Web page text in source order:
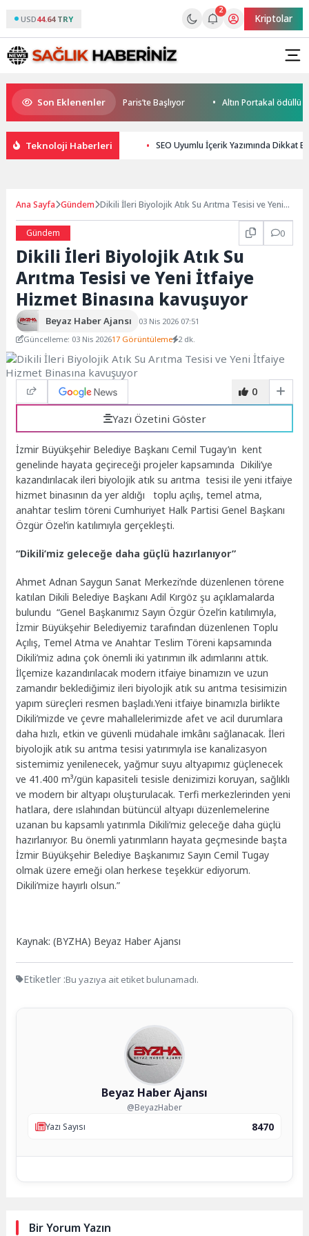
USD44.64 TRY
2
Kriptolar
Son Eklenenler
World Cup Heyecanı Paris’te Başlıyor Altın Portakal ödüllü
Teknoloji Haberleri SEO Uyumlu İçerik Yazımında Dikkat
Ana Sayfa Gündem Dikili İleri Biyolojik Atık Su Arıtma Tesisi ve Yeni
Gündem
0
Dikili İleri Biyolojik Atık Su
Arıtma Tesisi ve Yeni İtfaiye
Hizmet Binasına kavuşuyor
Beyaz Haber Ajansı
03 Nis 2026 07:51
Güncelleme: 03 Nis 202617 Görüntüleme 2 dk.
0
Yazı Özetini Göster
İzmir Büyükşehir Belediye Başkanı Cemil Tugay’ın kent
genelinde hayata geçireceği projeler kapsamında Dikili’ye
kazandırılacak ileri biyolojik atık su arıtma tesisi ile yeni itfaiye
hizmet binasının da yer aldığı toplu açılış, temel atma,
anahtar teslim töreni Cumhuriyet Halk Partisi Genel Başkanı
Özgür Özel’in katılımıyla gerçekleşti.
“Dikili’miz geleceğe daha güçlü hazırlanıyor”
Ahmet Adnan Saygun Sanat Merkezi’nde düzenlenen törene
katılan Dikili Belediye Başkanı Adil Kırgöz şu açıklamalarda
bulundu “Genel Başkanımız Sayın Özgür Özel’in katılımıyla,
İzmir Büyükşehir Belediyemiz tarafından düzenlenen Toplu
Açılış, Temel Atma ve Anahtar Teslim Töreni kapsamında
Dikili’miz adına çok önemli iki yatırımın ilk adımlarını attık.
İlçemize kazandırılacak modern itfaiye binamızın ve uzun
zamandır beklediğimiz ileri biyolojik atık su arıtma tesisimizin
yapım süreçleri resmen başladı.Yeni itfaiye binamızla birlikte
Dikili’mizde ve çevre mahallelerimizde afet ve acil durumlara
daha hızlı, etkin ve güvenli müdahale imkânı sağlanacak. İleri
biyolojik atık su arıtma tesisi yatırımıyla ise kanalizasyon
sistemimiz yenilenecek, yağmur suyu altyapımız güçlenecek
ve 41.400 m³/gün kapasiteli tesisle denizimizi koruyan, sağlıklı
ve modern bir altyapı oluşturulacak. Terfi merkezlerinden yeni
hatlara, dere ıslahından bütüncül altyapı düzenlemelerine
uzanan bu kapsamlı yatırımla Dikili’miz geleceğe daha güçlü
hazırlanıyor. Bu önemli yatırımların hayata geçmesinde başta
İzmir Büyükşehir Belediye Başkanımız Sayın Cemil Tugay
olmak üzere emeği olan herkese teşekkür ediyorum.
Dikili’mize hayırlı olsun.”
Kaynak: (BYZHA) Beyaz Haber Ajansı
Etiketler :Bu yazıya ait etiket bulunamadı.
Beyaz Haber Ajansı
@BeyazHaber
Yazı Sayısı
8470
Bir Yorum Yazın